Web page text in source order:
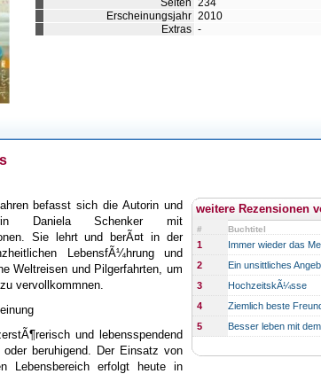
Seiten 234
Erscheinungsjahr 2010
Extras -
weitere Rezensionen
# Buchtitel
1
Immer wieder das
2
Ein unsittliches
3
HochzeitskÃ¼sse
4
Ziemlich beste
5
Besser leben mit
befasst sich die Autorin und
Daniela Schenker mit
Sie lehrt und berÃ¤t in der
LebensfÃ¼hrung und
Weltreisen und Pilgerfahrten, um
vervollkommnen.
und lebensspendend
beruhigend. Der Einsatz von
Lebensbereich erfolgt heute in